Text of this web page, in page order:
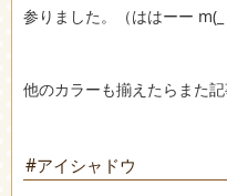
参りました。（ははーー m(_
他のカラーも揃えたらまた記
#アイシャドウ